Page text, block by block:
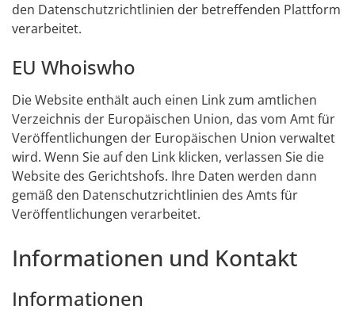
den Datenschutzrichtlinien der betreffenden Plattform
verarbeitet.
EU Whoiswho
Die Website enthält auch einen Link zum amtlichen
Verzeichnis der Europäischen Union, das vom Amt für
Veröffentlichungen der Europäischen Union verwaltet
wird. Wenn Sie auf den Link klicken, verlassen Sie die
Website des Gerichtshofs. Ihre Daten werden dann
gemäß den Datenschutzrichtlinien des Amts für
Veröffentlichungen verarbeitet.
Informationen und Kontakt
Informationen